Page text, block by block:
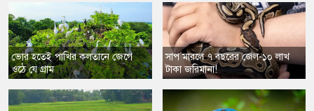
ভোর হতেই পাখির কলতানে জেগে
ওঠে যে গ্রাম
সাপ মারলে ৭ বছরের জেল-১০ লাখ
টাকা জরিমানা!